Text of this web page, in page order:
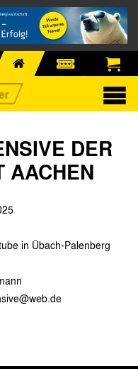
DER
AACHEN
in Übach-Palenberg